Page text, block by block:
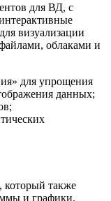
для ВД, с
визуализации
облаками и
для упрощения
данных;
который также
и графики.